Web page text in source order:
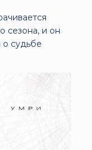
сезона, и он
о судьбе